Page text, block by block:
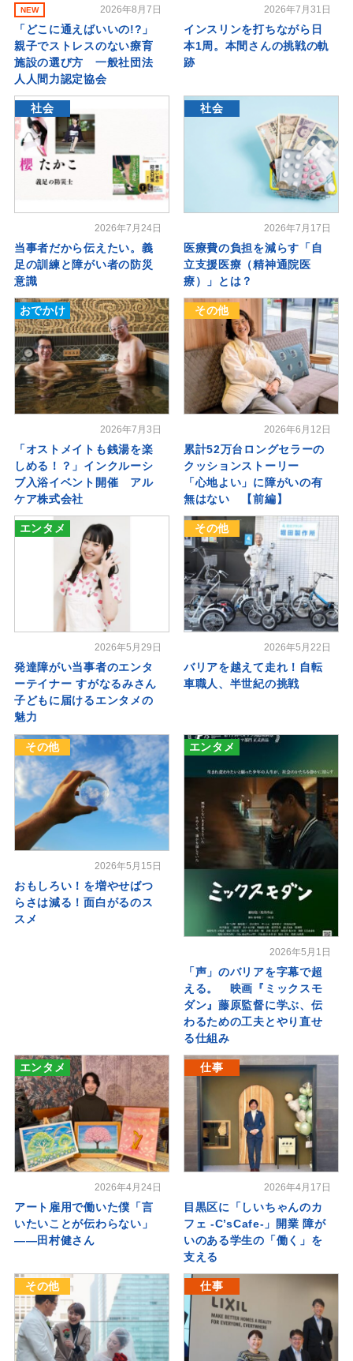
NEW 2026年8月7日
「どこに通えばいいの!?」
親子でストレスのない療育
施設の選び方 一般社団法
人人間力認定協会
2026年7月31日
インスリンを打ちながら日
本1周。本間さんの挑戦の軌
跡
社会
2026年7月24日
当事者だから伝えたい。義
足の訓練と障がい者の防災
意識
社会
2026年7月17日
医療費の負担を減らす「自
立支援医療（精神通院医
療）」とは？
おでかけ
2026年7月3日
「オストメイトも銭湯を楽
しめる！？」インクルーシ
ブ入浴イベント開催 アル
ケア株式会社
その他
2026年6月12日
累計52万台ロングセラーの
クッションストーリー
「心地よい」に障がいの有
無はない 【前編】
エンタメ
2026年5月29日
発達障がい当事者のエンタ
ーテイナー すがなるみさん
子どもに届けるエンタメの
魅力
その他
2026年5月22日
バリアを越えて走れ！自転
車職人、半世紀の挑戦
その他
2026年5月15日
おもしろい！を増やせばつ
らさは減る！面白がるのス
スメ
エンタメ
2026年5月1日
「声」のバリアを字幕で超
える。 映画『ミックスモ
ダン』藤原監督に学ぶ、伝
わるための工夫とやり直せ
る仕組み
エンタメ
2026年4月24日
アート雇用で働いた僕「言
いたいことが伝わらない」
――田村健さん
仕事
2026年4月17日
目黒区に「しいちゃんのカ
フェ -C’sCafe-」開業 障が
いのある学生の「働く」を
支える
その他 仕事